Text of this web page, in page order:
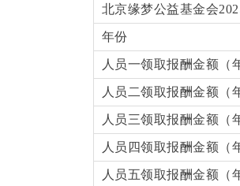
北京缘梦公益基金会
年份
人员一领取报酬金额（
人员二领取报酬金额（
人员三领取报酬金额（
人员四领取报酬金额（
人员五领取报酬金额（